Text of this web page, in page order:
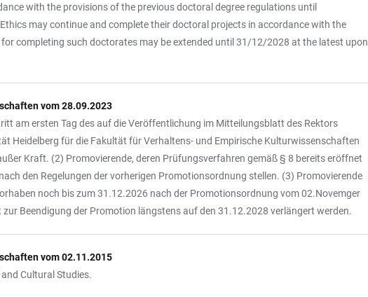
with the provisions of the previous doctoral degree regulations until
may continue and complete their doctoral projects in accordance with the
completing such doctorates may be extended until 31/12/2028 at the latest upon
vom 28.09.2023
am ersten Tag des auf die Veröffentlichung im Mitteilungsblatt des Rektors
Heidelberg für die Fakultät für Verhaltens- und Empirische Kulturwissenschaften
Kraft. (2) Promovierende, deren Prüfungsverfahren gemäß § 8 bereits eröffnet
den Regelungen der vorherigen Promotionsordnung stellen. (3) Promovierende
noch bis zum 31.12.2026 nach der Promotionsordnung vom 02.Novemger
Beendigung der Promotion längstens auf den 31.12.2028 verlängert werden.
vom 02.11.2015
Cultural Studies.